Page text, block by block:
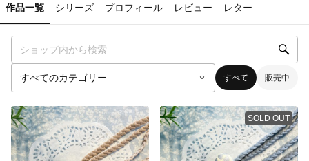
作品一覧 シリーズ プロフィール レビュー レター
すべて 販売中
SOLD OUT